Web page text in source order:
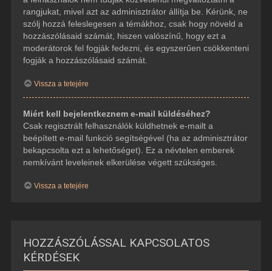
rangjukat, mivel azt az adminisztrátor állítja be. Kérünk, ne
szólj hozzá feleslegesen a témákhoz, csak hogy növeld a
hozzászólásaid számát, hiszen valószínű, hogy ezt a
moderátorok fel fogják fedezni, és egyszerűen csökkenteni
fogják a hozzászólásaid számát.
Vissza a tetejére
Miért kell bejelentkeznem e-mail küldéséhez?
Csak regisztrált felhasználók küldhetnek e-mailt a
beépített e-mail funkció segítségével (ha az adminisztrátor
bekapcsolta ezt a lehetőséget). Ez a névtelen emberek
nemkívánt leveleinek elkerülése végett szükséges.
Vissza a tetejére
HOZZÁSZÓLÁSSAL KAPCSOLATOS
KÉRDÉSEK